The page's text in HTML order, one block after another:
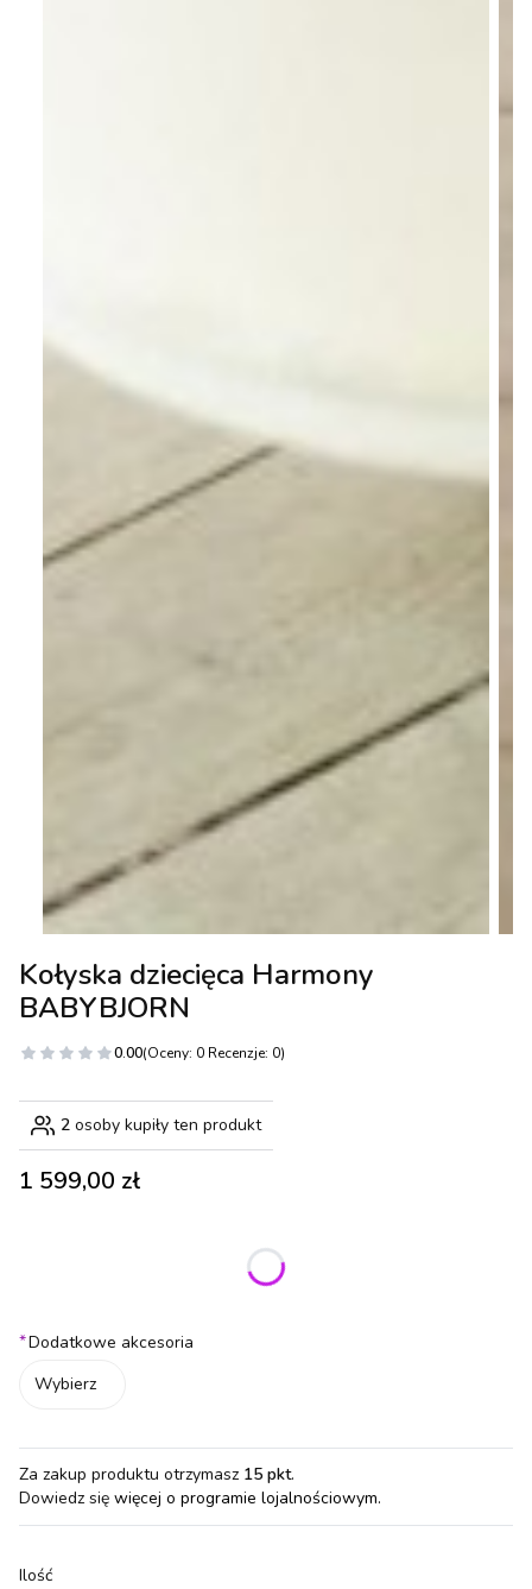
Kołyska dziecięca Harmony
BABYBJORN
0.00(Oceny: 0 Recenzje: 0)
2 osoby kupiły ten produkt
Cena
1 599,00 zł
Poszczególne warianty mogą różnić się ceną
*Dodatkowe akcesoria
Wybierz
Za zakup produktu otrzymasz 15 pkt.
Dowiedz się więcej o programie lojalnościowym.
Ilość